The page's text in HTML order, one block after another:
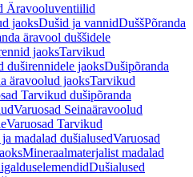
Äravooluventiilid
jaoksDušid ja vannidDuššPõranda
äravool duššidele
jaoksTarvikud
duširennidele jaoksDušipõranda
äravoolud jaoksTarvikud
Tarvikud dušipõranda
Varuosad Seinaäravoolud
Varuosad Tarvikud
madalad dušialusedVaruosad
Mineraalmaterjalist madalad
Dušialused